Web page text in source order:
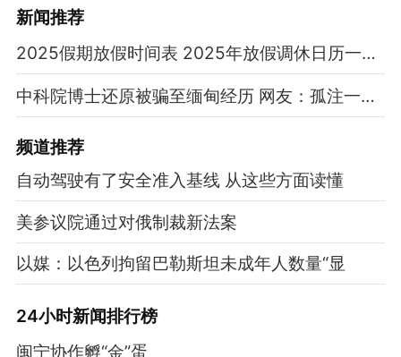
新闻推荐
2025假期放假时间表 2025年放假调休日历一览表
中科院博士还原被骗至缅甸经历 网友：孤注一掷现实版
频道推荐
自动驾驶有了安全准入基线 从这些方面读懂
美参议院通过对俄制裁新法案
以媒：以色列拘留巴勒斯坦未成年人数量“显
24小时新闻排行榜
闽宁协作孵“金”蛋